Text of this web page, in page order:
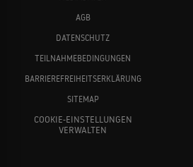
AGB
DATENSCHUTZ
TEILNAHMEBEDINGUNGEN
BARRIEREFREIHEITSERKLÄRUNG
SITEMAP
COOKIE-EINSTELLUNGEN
VERWALTEN